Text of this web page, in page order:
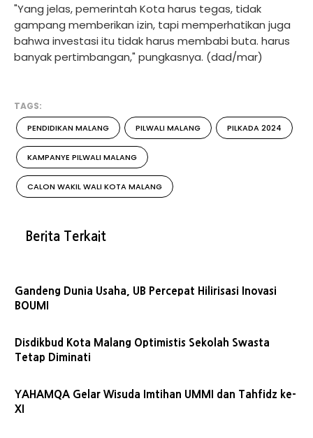
"Yang jelas, pemerintah Kota harus tegas, tidak
gampang memberikan izin, tapi memperhatikan juga
bahwa investasi itu tidak harus membabi buta. harus
banyak pertimbangan," pungkasnya. (dad/mar)
TAGS:
PENDIDIKAN MALANG PILWALI MALANG PILKADA 2024
KAMPANYE PILWALI MALANG
CALON WAKIL WALI KOTA MALANG
Berita Terkait
Gandeng Dunia Usaha, UB Percepat Hilirisasi Inovasi
BOUMI
Disdikbud Kota Malang Optimistis Sekolah Swasta
Tetap Diminati
YAHAMQA Gelar Wisuda Imtihan UMMI dan Tahfidz ke-
XI